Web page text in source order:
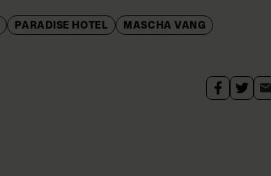
PARADISE HOTEL MASCHA VANG